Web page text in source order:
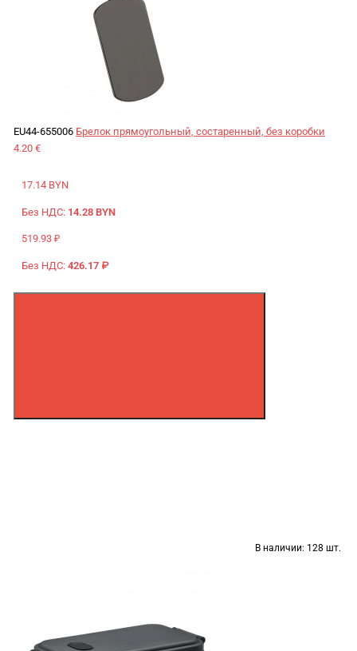
EU44-655006 Брелок прямоугольный, состаренный, без коробки
4.20 €
17.14 BYN
Без НДС: 14.28 BYN
519.93 ₽
Без НДС: 426.17 ₽
В наличии: 128 шт.